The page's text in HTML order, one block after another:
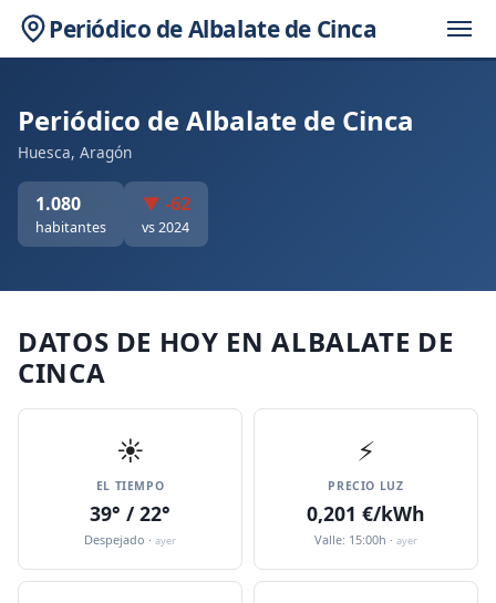
Periódico de Albalate de Cinca
Periódico de Albalate de Cinca
Huesca, Aragón
1.080
habitantes
▼ -62
vs 2024
DATOS DE HOY EN ALBALATE DE
CINCA
☀️
EL TIEMPO
39° / 22°
Despejado · ayer
⚡
PRECIO LUZ
0,201 €/kWh
Valle: 15:00h · ayer